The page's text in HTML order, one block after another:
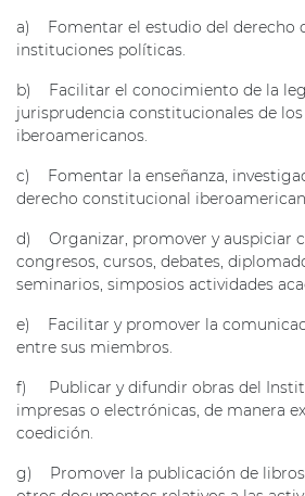
a) Fomentar el estudio del derecho
instituciones políticas.
b) Facilitar el conocimiento de la
jurisprudencia constitucionales de los
iberoamericanos.
c) Fomentar la enseñanza,
derecho constitucional
d) Organizar, promover y auspiciar
congresos, cursos, debates,
seminarios, simposios actividades
e) Facilitar y promover la
entre sus miembros.
f) Publicar y difundir obras del
impresas o electrónicas, de manera
coedición.
g) Promover la publicación de